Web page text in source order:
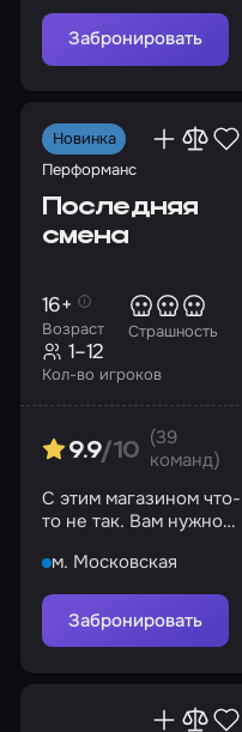
Забронировать
Новинка
Перформанс
Последняя
смена
Возраст
16+
Страшность
Кол-во игроков
1–12
9.9/10
(39
команд)
С этим магазином что-
то не так. Вам нужно
м. Московская
Забронировать